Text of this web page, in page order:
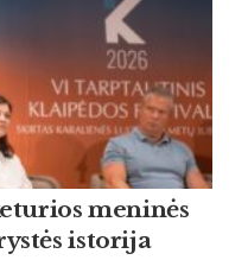
meninės
istorija